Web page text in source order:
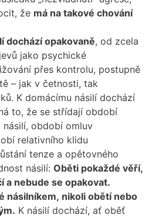
že má na takové chování
dochází opakovaně, od zcela
jako psychické
přes kontrolu, postupně
– jak v četnosti, tak
K domácímu násilí dochází
to, že se střídají období
období omluv
relativního klidu
tenze a opětovného
násilí: Oběti pokaždé věří,
a nebude se opakovat.
násilníkem, nikoli obětí nebo
K násilí dochází, ať oběť